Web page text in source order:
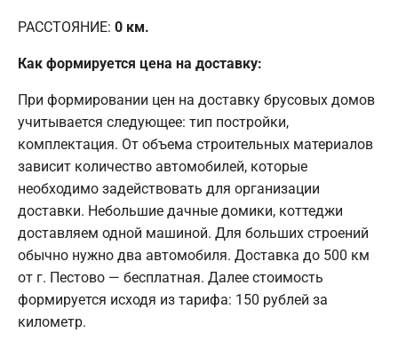
РАССТОЯНИЕ: 0 км.
Как формируется цена на доставку:
При формировании цен на доставку брусовых домов
учитывается следующее: тип постройки,
комплектация. От объема строительных материалов
зависит количество автомобилей, которые
необходимо задействовать для организации
доставки. Небольшие дачные домики, коттеджи
доставляем одной машиной. Для больших строений
обычно нужно два автомобиля. Доставка до 500 км
от г. Пестово — бесплатная. Далее стоимость
формируется исходя из тарифа: 150 рублей за
километр.